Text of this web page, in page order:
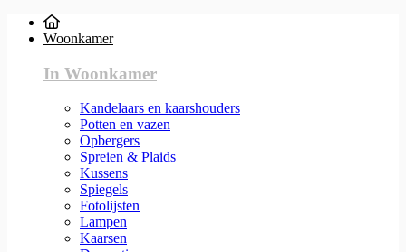
Woonkamer
In Woonkamer
Kandelaars en kaarshouders
Potten en vazen
Opbergers
Spreien & Plaids
Kussens
Spiegels
Fotolijsten
Lampen
Kaarsen